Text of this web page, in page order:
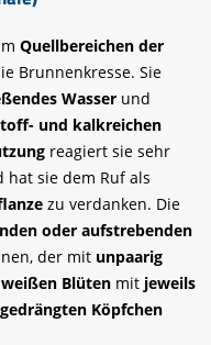
Quellbereichen der
Brunnenkresse. Sie
Wasser und
und kalkreichen
reagiert sie sehr
hat sie dem Ruf als
zu verdanken. Die
oder aufstrebenden
der mit unpaarig
weißen Blüten mit jeweils
Köpfchen